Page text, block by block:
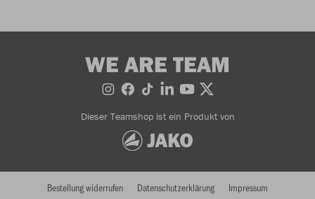
WE ARE TEAM
Dieser Teamshop ist ein Produkt von
Bestellung widerrufen Datenschutzerklärung Impressum